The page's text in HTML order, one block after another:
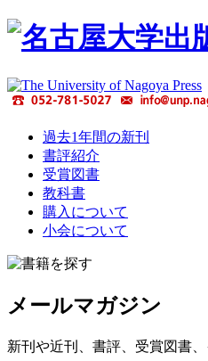
過去1年間の新刊
書評紹介
受賞図書
教科書
購入について
小会について
メールマガジン
新刊や近刊、書評、受賞図書